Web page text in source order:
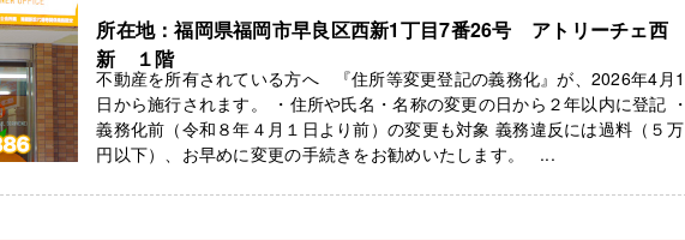
所在地：福岡県福岡市早良区西新1丁目7番26号 アトリーチェ西
新 １階
不動産を所有されている方へ 『住所等変更登記の義務化』が、2026年4月1
日から施行されます。 ・住所や氏名・名称の変更の日から２年以内に登記 ・
義務化前（令和８年４月１日より前）の変更も対象 義務違反には過料（５万
円以下）、お早めに変更の手続きをお勧めいたします。 ...